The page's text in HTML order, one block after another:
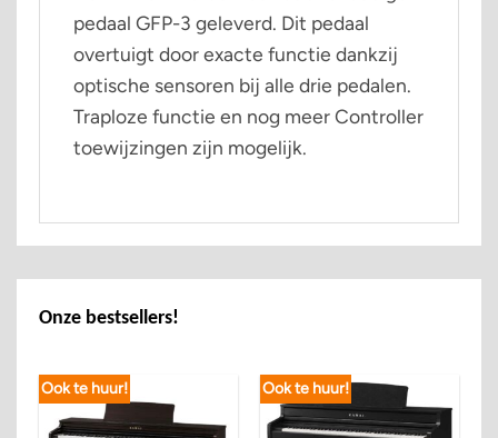
pedaal GFP-3 geleverd. Dit pedaal
overtuigt door exacte functie dankzij
optische sensoren bij alle drie pedalen.
Traploze functie en nog meer Controller
toewijzingen zijn mogelijk.
Onze bestsellers!
Ook te huur! Ook te huur!